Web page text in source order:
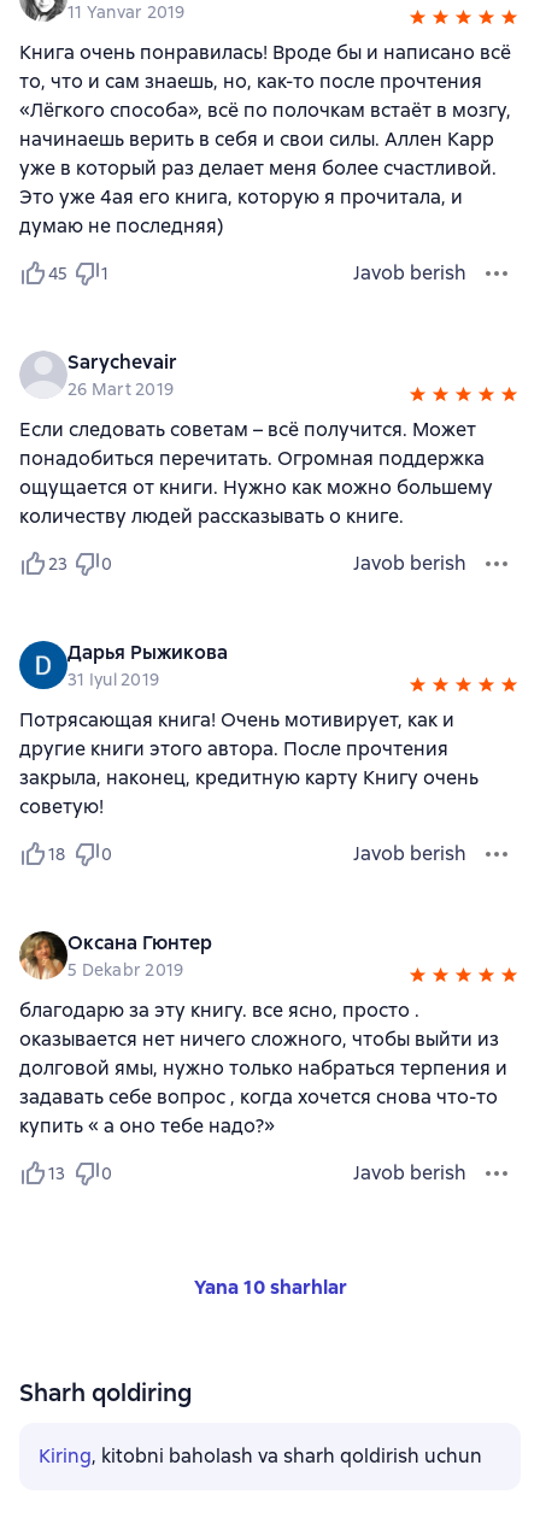
11 Yanvar 2019
Книга очень понравилась! Вроде бы и написано всё
то, что и сам знаешь, но, как-то после прочтения
«Лёгкого способа», всё по полочкам встаёт в мозгу,
начинаешь верить в себя и свои силы. Аллен Карр
уже в который раз делает меня более счастливой.
Это уже 4ая его книга, которую я прочитала, и
думаю не последняя)
45 1 Javob berish
Sarychevair
26 Mart 2019
Если следовать советам – всё получится. Может
понадобиться перечитать. Огромная поддержка
ощущается от книги. Нужно как можно большему
количеству людей рассказывать о книге.
23 0 Javob berish
Дарья Рыжикова
31 Iyul 2019
Потрясающая книга! Очень мотивирует, как и
другие книги этого автора. После прочтения
закрыла, наконец, кредитную карту Книгу очень
советую!
18 0 Javob berish
Оксана Гюнтер
5 Dekabr 2019
благодарю за эту книгу. все ясно, просто .
оказывается нет ничего сложного, чтобы выйти из
долговой ямы, нужно только набраться терпения и
задавать себе вопрос , когда хочется снова что-то
купить « а оно тебе надо?»
13 0 Javob berish
Yana 10 sharhlar
Sharh qoldiring
Kiring, kitobni baholash va sharh qoldirish uchun